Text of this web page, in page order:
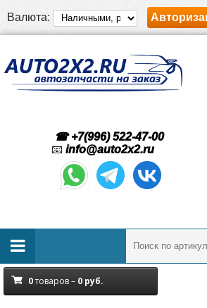
Валюта:
☎ +7(996) 522-47-00
📧 info@auto2x2.ru
0товаров – 0 руб.